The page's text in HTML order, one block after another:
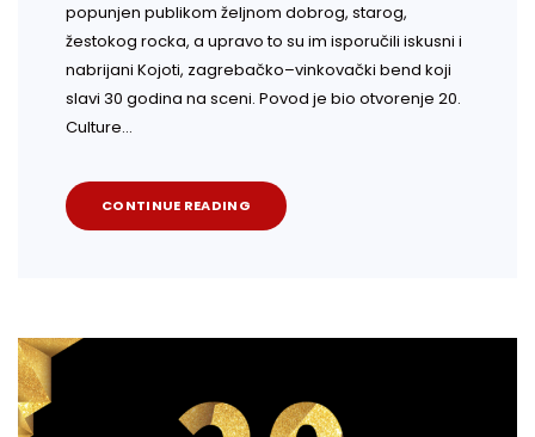
popunjen publikom željnom dobrog, starog,
žestokog rocka, a upravo to su im isporučili iskusni i
nabrijani Kojoti, zagrebačko–vinkovački bend koji
slavi 30 godina na sceni. Povod je bio otvorenje 20.
Culture…
CONTINUE READING